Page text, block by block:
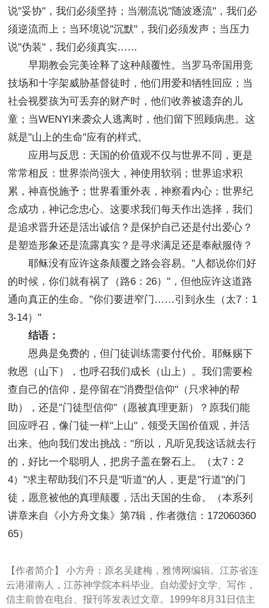
说"妥协"，我们必须坚持；当潮流说"随波逐流"，我们必
须逆流而上；当环境说"沉默"，我们必须发声；当压力
说"伪装"，我们必须真实……
早期教会完美诠释了这种颠覆性。当罗马帝国用竞
技场和十字架威胁基督徒时，他们用爱和牺牲回应；当
社会视婴孩为可丢弃的财产时，他们收养被遗弃的儿
童；当WENYI来袭众人逃离时，他们留下照顾病患。这
就是"山上的生命"应有的样式。
应用与反思：天国的价值观不仅与世界不同，更是
常常相反：世界崇尚强大，神使用软弱；世界追求积
累，神喜悦施予；世界看重外表，神察看内心；世界纪
念成功，神记念忠心。这要求我们每天作出选择，我们
是追求晋升还是活出诚信？是保护自己还是付出爱心？
是塑造形象还是流露真实？是寻求满足还是奉献服侍？
耶稣没有应许这条颠覆之路会容易。"人都说你们好
的时候，你们就有祸了（路6：26）"，但他应许这道路
通向真正的生命。"你们要进窄门……引到永生（太7：1
3-14）"
结语：
恩典是免费的，但门徒训练需要付代价。耶稣赐下
救恩（山下），也呼召我们成长（山上）。我们需要检
查自己的信仰，是停留在"消费型信仰"（只求神的帮
助），还是"门徒型信仰"（愿被真理更新）？原我们能
回应呼召，像门徒一样"上山"，领受天国价值观，并活
出来。他向我们发出挑战："所以，凡听见我这话就去行
的，好比一个聪明人，把房子盖在磐石上。（太7：2
4）"求主帮助我们不只是"听道"的人，更是"行道"的门
徒，愿意被他的真理颠覆，活出天国的生命。（本系列
讲章来自《小方舟文集》第7辑，作者微信：172060360
65）
【作者简介】
小方舟：原名吴建梅，雅博网编辑。江苏省连
云港灌南人，江苏神学院本科毕业。自幼爱好文学、写作，
信主前曾在电台、报刊等发表过文章。1999年8月31日信主